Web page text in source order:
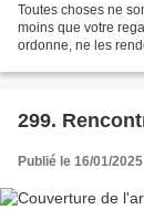
Toutes choses ne
moins que votre
ordonne, ne les
299.
Publié le 16/01/